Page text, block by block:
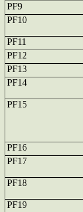
PF9
PF10
PF11
PF12
PF13
PF14
PF15
PF16
PF17
PF18
PF19